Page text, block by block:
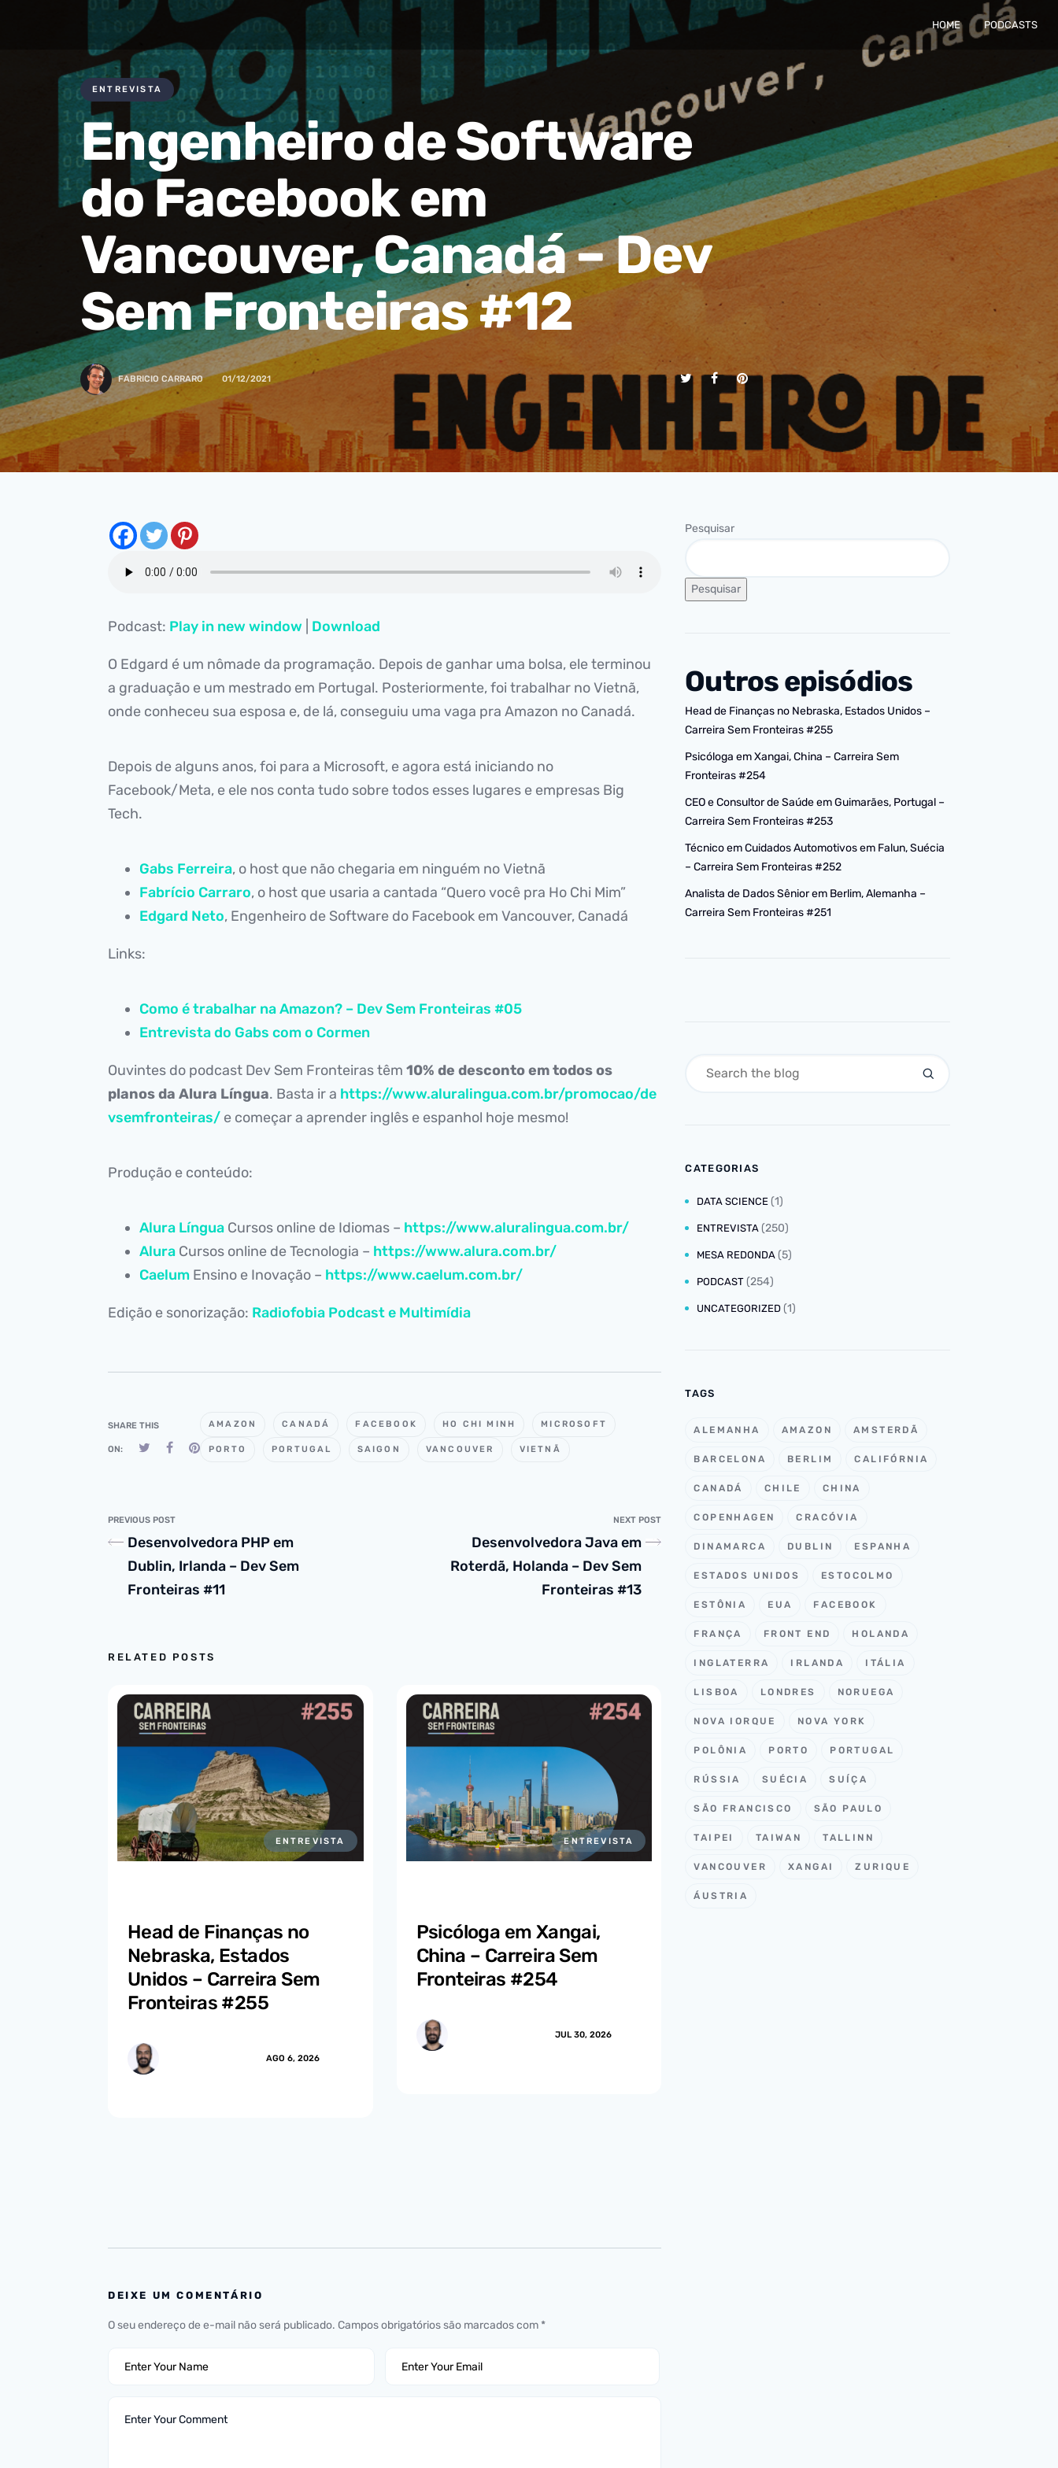
HOME PODCASTS
ENTREVISTA
Engenheiro de Software
do Facebook em
Vancouver, Canadá – Dev
Sem Fronteiras #12
FABRICIO CARRARO 01/12/2021
Podcast: Play in new window Download
O Edgard é um nômade da programação. Depois de ganhar uma bolsa, ele terminou
a graduação e um mestrado em Portugal. Posteriormente, foi trabalhar no Vietnã,
onde conheceu sua esposa e, de lá, conseguiu uma vaga pra Amazon no Canadá.
Depois de alguns anos, foi para a Microsoft, e agora está iniciando no
Facebook/Meta, e ele nos conta tudo sobre todos esses lugares e empresas Big
Tech.
Gabs Ferreira, o host que não chegaria em ninguém no Vietnã
Fabrício Carraro, o host que usaria a cantada “Quero você pra Ho Chi Mim”
Edgard Neto, Engenheiro de Software do Facebook em Vancouver, Canadá
Links:
Como é trabalhar na Amazon? – Dev Sem Fronteiras #05
Entrevista do Gabs com o Cormen
Ouvintes do podcast Dev Sem Fronteiras têm 10% de desconto em todos os
planos da Alura Língua. Basta ir a https://www.aluralingua.com.br/promocao/de
vsemfronteiras/ e começar a aprender inglês e espanhol hoje mesmo!
Produção e conteúdo:
Alura Língua Cursos online de Idiomas – https://www.aluralingua.com.br/
Alura Cursos online de Tecnologia – https://www.alura.com.br/
Caelum Ensino e Inovação – https://www.caelum.com.br/
Edição e sonorização: Radiofobia Podcast e Multimídia
SHARE THIS
ON:
AMAZON CANADÁ FACEBOOK HO CHI MINH MICROSOFT
PORTO PORTUGAL SAIGON VANCOUVER VIETNÃ
PREVIOUS POST
Desenvolvedora PHP em
Dublin, Irlanda – Dev Sem
Fronteiras #11
NEXT POST
Desenvolvedora Java em
Roterdã, Holanda – Dev Sem
Fronteiras #13
RELATED POSTS
ENTREVISTA
Head de Finanças no
Nebraska, Estados
Unidos – Carreira Sem
Fronteiras #255
AGO 6, 2026
ENTREVISTA
Psicóloga em Xangai,
China – Carreira Sem
Fronteiras #254
JUL 30, 2026
DEIXE UM COMENTÁRIO
O seu endereço de e-mail não será publicado. Campos obrigatórios são marcados com *
Pesquisar
Pesquisar
Outros episódios
Head de Finanças no Nebraska, Estados Unidos –
Carreira Sem Fronteiras #255
Psicóloga em Xangai, China – Carreira Sem
Fronteiras #254
CEO e Consultor de Saúde em Guimarães, Portugal –
Carreira Sem Fronteiras #253
Técnico em Cuidados Automotivos em Falun, Suécia
– Carreira Sem Fronteiras #252
Analista de Dados Sênior em Berlim, Alemanha –
Carreira Sem Fronteiras #251
CATEGORIAS
DATA SCIENCE (1)
ENTREVISTA (250)
MESA REDONDA (5)
PODCAST (254)
UNCATEGORIZED (1)
TAGS
ALEMANHA AMAZON AMSTERDÃ
BARCELONA BERLIM CALIFÓRNIA
CANADÁ CHILE CHINA
COPENHAGEN CRACÓVIA
DINAMARCA DUBLIN ESPANHA
ESTADOS UNIDOS ESTOCOLMO
ESTÔNIA EUA FACEBOOK
FRANÇA FRONT END HOLANDA
INGLATERRA IRLANDA ITÁLIA
LISBOA LONDRES NORUEGA
NOVA IORQUE NOVA YORK
POLÔNIA PORTO PORTUGAL
RÚSSIA SUÉCIA SUÍÇA
SÃO FRANCISCO SÃO PAULO
TAIPEI TAIWAN TALLINN
VANCOUVER XANGAI ZURIQUE
ÁUSTRIA